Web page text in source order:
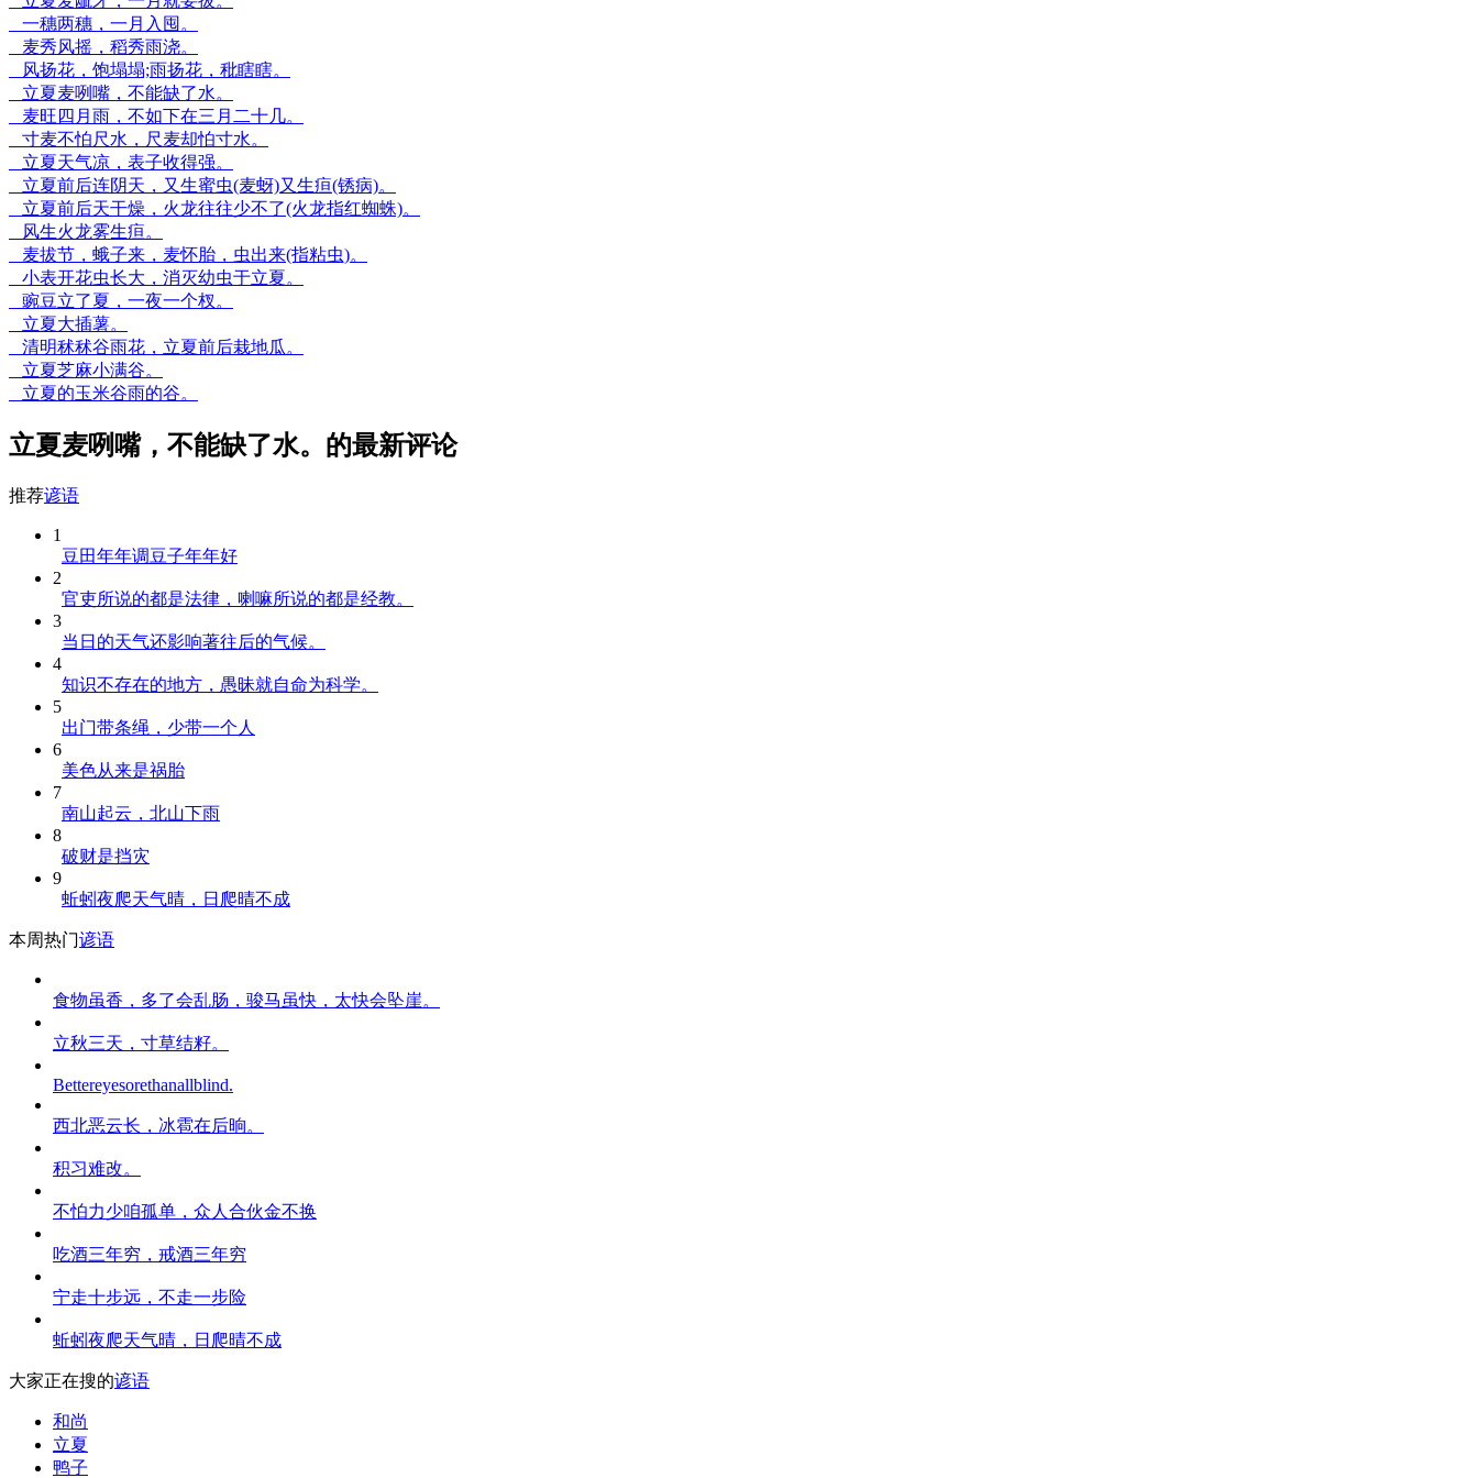
一穗两穗，一月入囤。
麦秀风摇，稻秀雨浇。
风扬花，饱塌塌;雨扬花，秕瞎瞎。
立夏麦咧嘴，不能缺了水。
麦旺四月雨，不如下在三月二十几。
寸麦不怕尺水，尺麦却怕寸水。
立夏天气凉，表子收得强。
立夏前后连阴天，又生蜜虫(麦蚜)又生疸(锈病)。
立夏前后天干燥，火龙往往少不了(火龙指红蜘蛛)。
风生火龙雾生疸。
麦拔节，蛾子来，麦怀胎，虫出来(指粘虫)。
小表开花虫长大，消灭幼虫于立夏。
豌豆立了夏，一夜一个杈。
立夏大插薯。
清明秫秫谷雨花，立夏前后栽地瓜。
立夏芝麻小满谷。
立夏的玉米谷雨的谷。
立夏麦咧嘴，不能缺了水。的最新评论
推荐谚语
1
豆田年年调豆子年年好
2
官吏所说的都是法律，喇嘛所说的都是经教。
3
当日的天气还影响著往后的气候。
4
知识不存在的地方，愚昧就自命为科学。
5
出门带条绳，少带一个人
6
美色从来是祸胎
7
南山起云，北山下雨
8
破财是挡灾
9
蚯蚓夜爬天气晴，日爬晴不成
本周热门谚语
食物虽香，多了会乱肠，骏马虽快，太快会坠崖。
立秋三天，寸草结籽。
Bettereyesorethanallblind.
西北恶云长，冰雹在后晌。
积习难改。
不怕力少咱孤单，众人合伙金不换
吃酒三年穷，戒酒三年穷
宁走十步远，不走一步险
蚯蚓夜爬天气晴，日爬晴不成
大家正在搜的谚语
和尚
立夏
鸭子